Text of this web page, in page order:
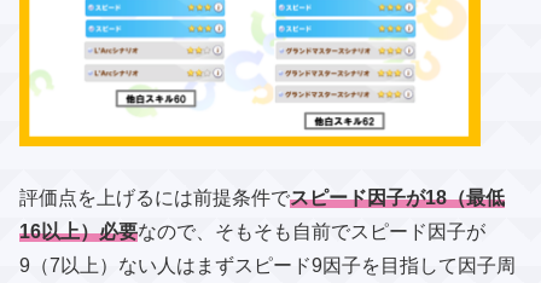
評価点を上げるには前提条件でスピード因子が18（最低
16以上）必要なので、そもそも自前でスピード因子が
9（7以上）ない人はまずスピード9因子を目指して因子周